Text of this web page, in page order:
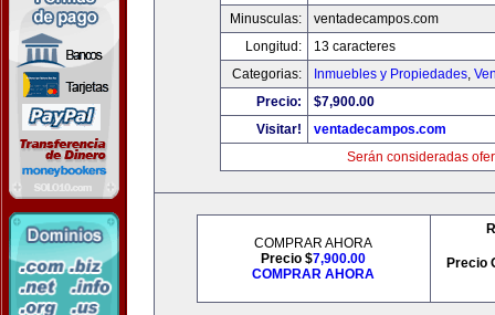
Minusculas:
ventadecampos.com
Longitud:
13 caracteres
Categorias:
Inmuebles y Propiedades,
Precio:
$7,900.00
Visitar!
ventadecampos.com
Serán consideradas
COMPRAR AHORA
Precio $7,900.00
COMPRAR AHORA
Precio